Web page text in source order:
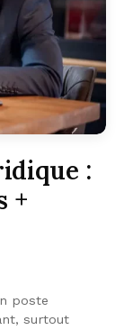
:
+
poste
surtout